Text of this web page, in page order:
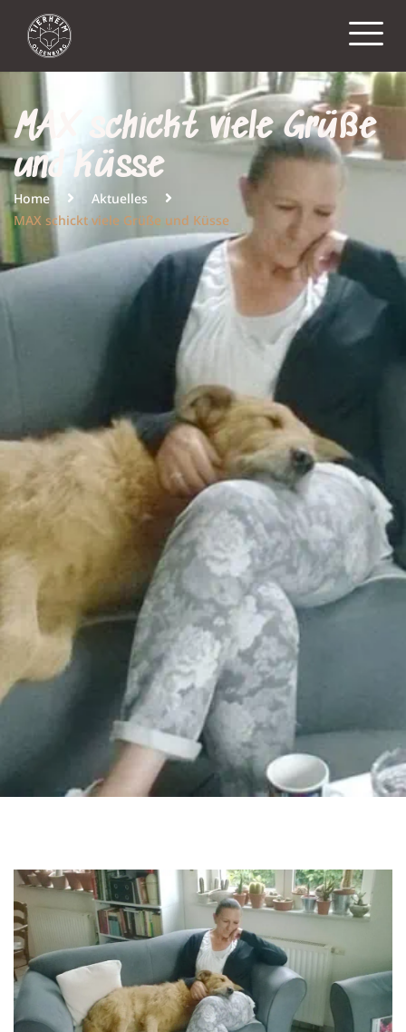
MAX schickt viele Grüße
und Küsse
Home
Aktuelles
MAX schickt viele Grüße und Küsse